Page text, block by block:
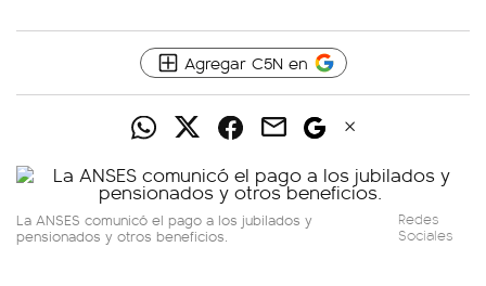
Agregar C5N en
La ANSES comunicó el pago a los jubilados y
pensionados y otros beneficios.
Redes
Sociales